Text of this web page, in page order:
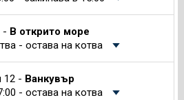
- В открито море
- остава на котва
12 - Ванкувър
- остава на котва